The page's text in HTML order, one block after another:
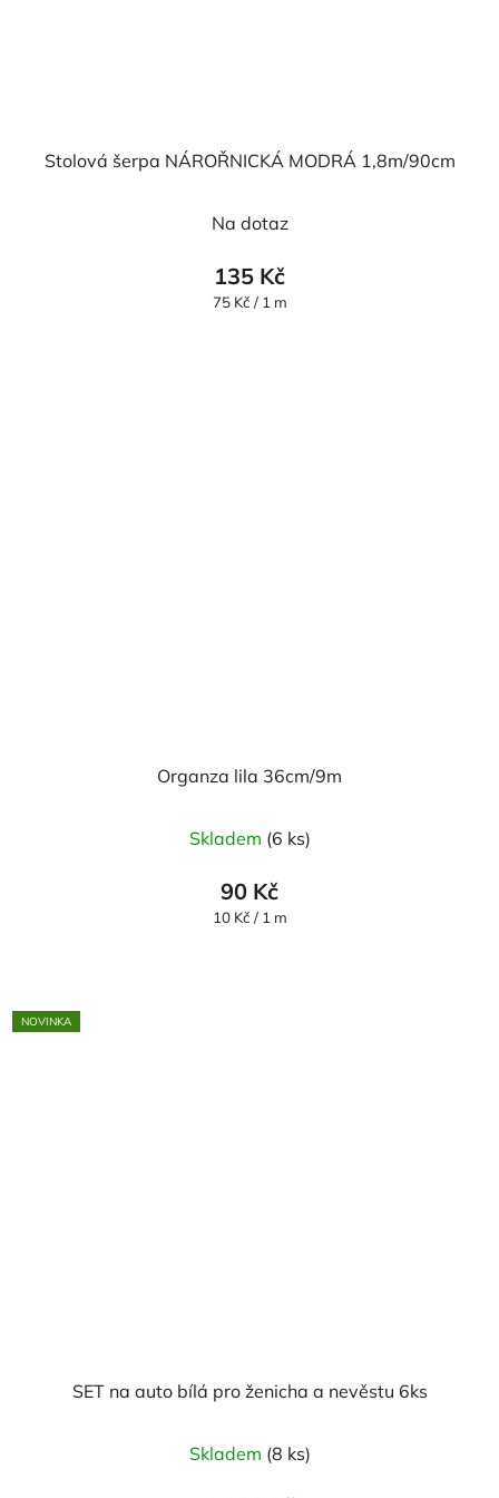
Stolová šerpa NÁROŘNICKÁ MODRÁ 1,8m/90cm
Na dotaz
135 Kč
Měrná
75 Kč / 1 m
Organza lila 36cm/9m
hodnocení
produktu
je
Skladem (6 ks)
90 Kč
Měrná
10 Kč / 1 m
NOVINKA
SET na auto bílá pro ženicha a nevěstu 6ks
Skladem (8 ks)